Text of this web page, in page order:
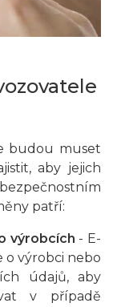
budou muset
aby jejich
patří:
výrobcích - E-
o výrobci nebo
údajů, aby
v případě